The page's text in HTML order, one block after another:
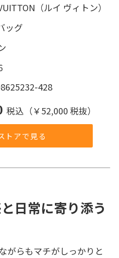
（ルイ ヴィトン）
グ
428
税込（￥52,000 税抜）
トアで見る
日常に寄り添う
がらもマチがしっかりと